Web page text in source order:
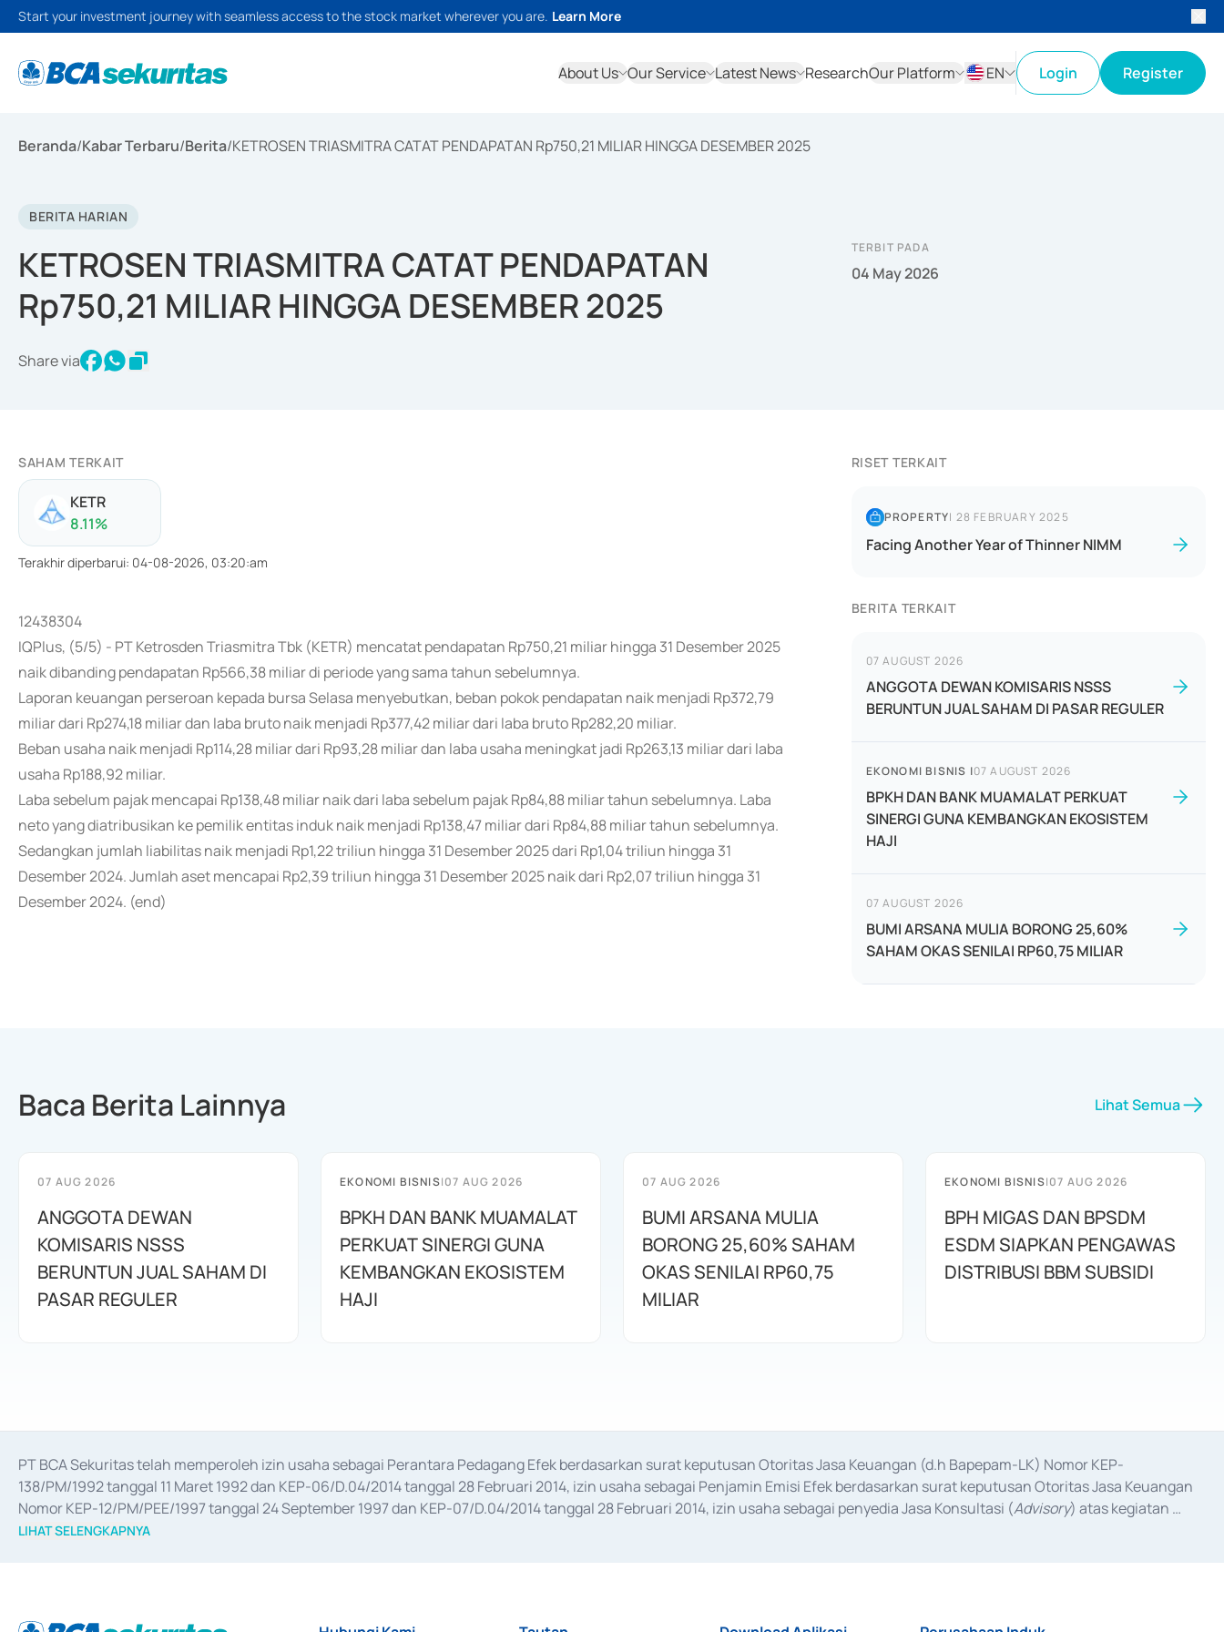
Start your investment journey with seamless access to the stock market wherever you are. Learn More
About Us Our Service Latest News ResearchOur Platform
EN
Login Register
Beranda/Kabar Terbaru/Berita/KETROSEN TRIASMITRA CATAT PENDAPATAN Rp750,21 MILIAR HINGGA DESEMBER 2025
BERITA HARIAN
KETROSEN TRIASMITRA CATAT PENDAPATAN
Rp750,21 MILIAR HINGGA DESEMBER 2025
Share via
TERBIT PADA
04 May 2026
SAHAM TERKAIT
KETR
8.11%
Terakhir diperbarui: 04-08-2026, 03:20:am
12438304
IQPlus, (5/5) - PT Ketrosden Triasmitra Tbk (KETR) mencatat pendapatan Rp750,21 miliar hingga 31 Desember 2025
naik dibanding pendapatan Rp566,38 miliar di periode yang sama tahun sebelumnya.
Laporan keuangan perseroan kepada bursa Selasa menyebutkan, beban pokok pendapatan naik menjadi Rp372,79
miliar dari Rp274,18 miliar dan laba bruto naik menjadi Rp377,42 miliar dari laba bruto Rp282,20 miliar.
Beban usaha naik menjadi Rp114,28 miliar dari Rp93,28 miliar dan laba usaha meningkat jadi Rp263,13 miliar dari laba
usaha Rp188,92 miliar.
Laba sebelum pajak mencapai Rp138,48 miliar naik dari laba sebelum pajak Rp84,88 miliar tahun sebelumnya. Laba
neto yang diatribusikan ke pemilik entitas induk naik menjadi Rp138,47 miliar dari Rp84,88 miliar tahun sebelumnya.
Sedangkan jumlah liabilitas naik menjadi Rp1,22 triliun hingga 31 Desember 2025 dari Rp1,04 triliun hingga 31
Desember 2024. Jumlah aset mencapai Rp2,39 triliun hingga 31 Desember 2025 naik dari Rp2,07 triliun hingga 31
Desember 2024. (end)
RISET TERKAIT
PROPERTY| 28 FEBRUARY 2025
Facing Another Year of Thinner NIMM
BERITA TERKAIT
07 AUGUST 2026
ANGGOTA DEWAN KOMISARIS NSSS
BERUNTUN JUAL SAHAM DI PASAR REGULER
EKONOMI BISNIS |07 AUGUST 2026
BPKH DAN BANK MUAMALAT PERKUAT
SINERGI GUNA KEMBANGKAN EKOSISTEM
HAJI
07 AUGUST 2026
BUMI ARSANA MULIA BORONG 25,60%
SAHAM OKAS SENILAI RP60,75 MILIAR
Baca Berita Lainnya Lihat Semua
07 AUG 2026
ANGGOTA DEWAN
KOMISARIS NSSS
BERUNTUN JUAL SAHAM DI
PASAR REGULER
EKONOMI BISNIS|07 AUG 2026
BPKH DAN BANK MUAMALAT
PERKUAT SINERGI GUNA
KEMBANGKAN EKOSISTEM
HAJI
07 AUG 2026
BUMI ARSANA MULIA
BORONG 25,60% SAHAM
OKAS SENILAI RP60,75
MILIAR
EKONOMI BISNIS|07 AUG 2026
BPH MIGAS DAN BPSDM
ESDM SIAPKAN PENGAWAS
DISTRIBUSI BBM SUBSIDI
PT BCA Sekuritas telah memperoleh izin usaha sebagai Perantara Pedagang Efek berdasarkan surat keputusan Otoritas Jasa Keuangan (d.h Bapepam-LK) Nomor KEP-
138/PM/1992 tanggal 11 Maret 1992 dan KEP-06/D.04/2014 tanggal 28 Februari 2014, izin usaha sebagai Penjamin Emisi Efek berdasarkan surat keputusan Otoritas Jasa Keuangan
Nomor KEP-12/PM/PEE/1997 tanggal 24 September 1997 dan KEP-07/D.04/2014 tanggal 28 Februari 2014, izin usaha sebagai penyedia Jasa Konsultasi (Advisory) atas kegiatan
merger, akuisisi, divestasi, dan
LIHAT SELENGKAPNYA